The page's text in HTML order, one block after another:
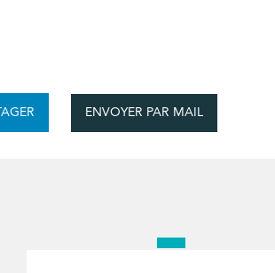
ENVOYER PAR MAIL